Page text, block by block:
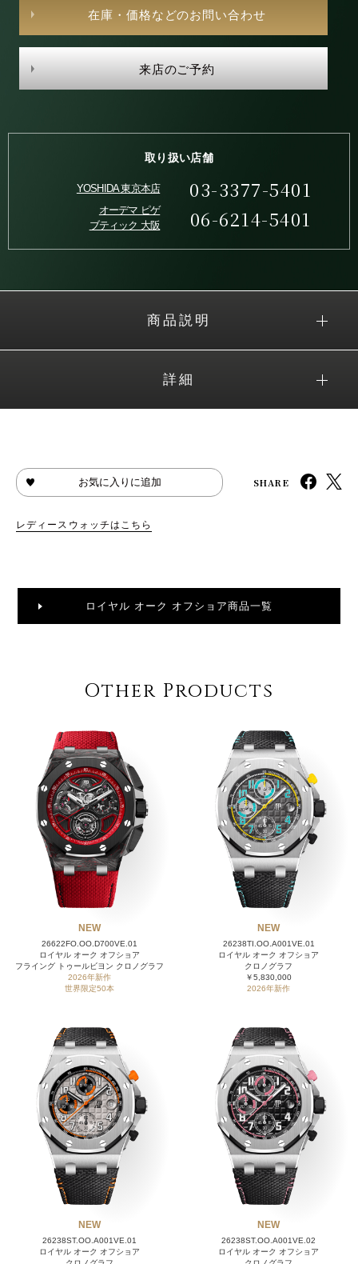
在庫・価格などのお問い合わせ
来店のご予約
取り扱い店舗
YOSHIDA 東京本店 03-3377-5401
オーデマ ピゲ
ブティック 大阪
06-6214-5401
商品説明
詳細
お気に入りに追加 SHARE
レディースウォッチはこちら
ロイヤル オーク オフショア商品一覧
Other Products
NEW
26622FO.OO.D700VE.01
ロイヤル オーク オフショア
フライング トゥールビヨン クロノグラフ
2026年新作
世界限定50本
NEW
26238TI.OO.A001VE.01
ロイヤル オーク オフショア
クロノグラフ
￥5,830,000
2026年新作
NEW
26238ST.OO.A001VE.01
ロイヤル オーク オフショア
NEW
26238ST.OO.A001VE.02
ロイヤル オーク オフショア